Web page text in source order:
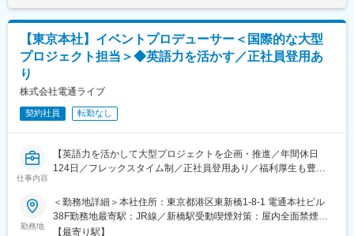
■当社について：
る世の中を創るため、日本の音楽業界を根本からアップデート
すスタートアップとして、自らもアーティストとして活動する
「THE LAST PIECE」の企画・制作や、幾多のダンス＆ボーカル
グループが垣根を越えて日本から世界に発信するプロジェクト
インサロン「B-Town」の運営など音楽を軸に多角的に事業を展開
しています。
７期目に突入し、組織も120名を超える規模に成長を遂げまし
ります。月給(月額)は固定手当を含めた表記です。
【東京本社】イベントプロデューサー＜国際的な大型
プロジェクト担当＞◆英語力を活かす／正社員登用あ
り
株式会社電通ライブ
契約社員 転勤なし
仕事内容
【英語力を活かして大型プロジェクトを企画・推進／年間休日
124日／フレックスタイム制／正社員登用あり／福利厚生も豊富
■業務内容：
国際的な大型プロジェクト（展示会・イベント等）における企画
勤務地
＜勤務地詳細＞本社住所：東京都港区東新橋1-8-1 電通本社ビル
38F勤務地最寄駅：JR線／新橋駅受動喫煙対策：屋内全面禁煙変
更の範囲：原則変更なし（ただし、本人同意のもと契約書の再締
【最寄り駅】